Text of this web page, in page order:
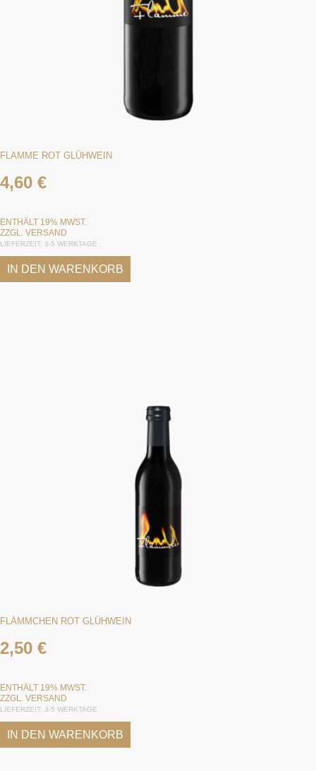
FLAMME ROT GLÜHWEIN
4,60 €
ENTHÄLT 19% MWST.
ZZGL. VERSAND
LIEFERZEIT: 3-5 WERKTAGE
IN DEN WARENKORB
FLÄMMCHEN ROT GLÜHWEIN
2,50 €
ENTHÄLT 19% MWST.
ZZGL. VERSAND
LIEFERZEIT: 3-5 WERKTAGE
IN DEN WARENKORB